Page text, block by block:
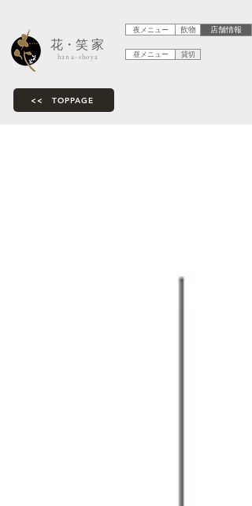
​花・笑 家
hana-shoya 昼メニュー
店舗情報
夜メニュー
貸切
飲物
<< TOPPAGE